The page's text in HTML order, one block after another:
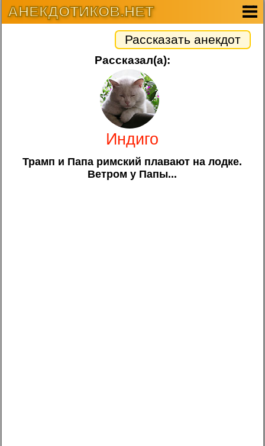
АНЕКДОТИКОВ.НЕТ
Рассказать анекдот
Рассказал(а):
Индиго
Трамп и Папа римский плавают на лодке.
Ветром у Папы...